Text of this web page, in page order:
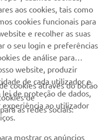
MILPRO
aos cookies, tais como
cookies funcionais para
e recolher as suas
o seu login e preferências
de análise para
website, produzir
de cada utilizador e
de proteção de dados,
ao utilizador
cookies através do botão
de
as redes sociais:
mostrar os anúncios